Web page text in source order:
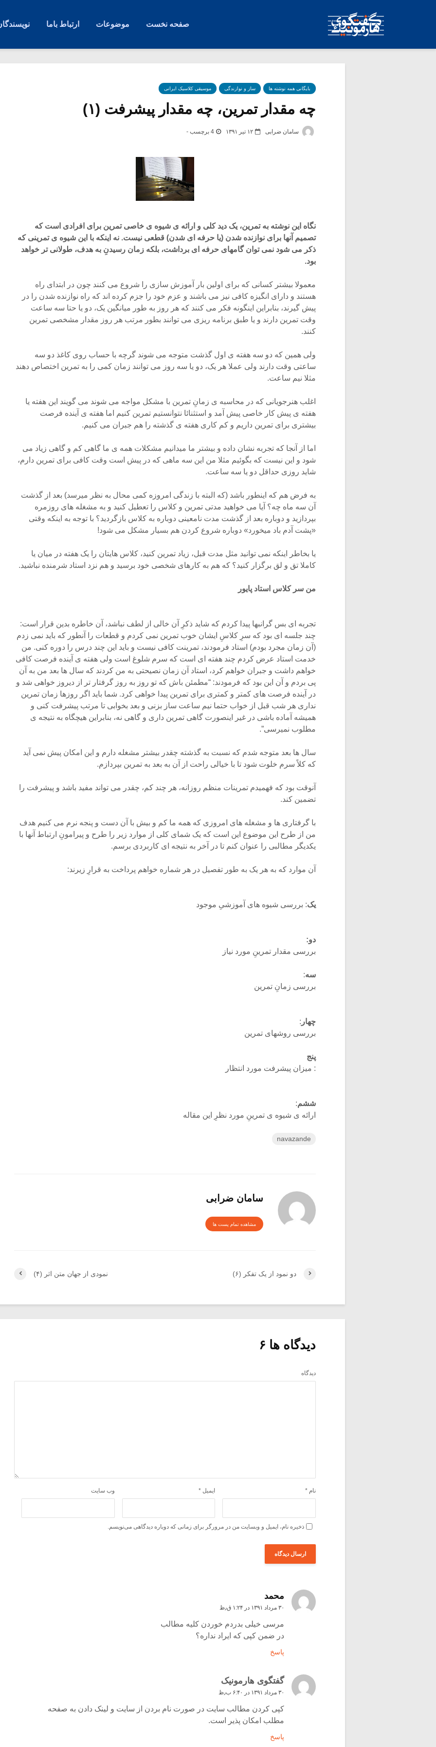
صفحه نخست موضوعات ارتباط باما
بایگانی همه نوشته ها ساز و نوازندگی موسیقی کلاسیک ایرانی
چه مقدار تمرین، چه مقدار پیشرفت (۱)
سامان ضرابی ۱۲ تیر ۱۳۹۱ 4 برچسب -
نگاه این نوشته به تمرین، یک دید کلى و ارائه ى شیوه ى خاصى تمرین براى افرادى است که
تصمیم آنها براى نوازنده شدن (یا حرفه اى شدن) قطعى نیست. نه اینکه با این شیوه ى تمرینى که
ذکر مى شود نمى توان گامهاى حرفه اى برداشت، بلکه زمان رسیدنِ به هدف، طولانى تر خواهد
بود.
معمولا بیشتر کسانی که برای اولین بار آموزش سازی را شروع مى کنند چون در ابتدای راه
هستند و دارای انگیزه کافی نیز می باشند و عزم خود را جزم کرده اند که راه نوازنده شدن را در
پیش گیرند، بنابراین اینگونه فکر مى کنند که هر روز به طور میانگین یک، دو یا حتا سه ساعت
وقت تمرین دارند و یا طبق برنامه ریزى مى توانند بطور مرتب هر روز مقدار مشخصى تمرین
کنند.
ولی همین که دو سه هفته ی اول گذشت متوجه می شوند گرچه با حساب روی کاغذ دو سه
ساعتی وقت دارند ولی عملا هر یک، دو یا سه روز می توانند زمان کمی را به تمرین اختصاص دهند
مثلا نیم ساعت.
اغلب هنرجویانی که در محاسبه ى زمانِ تمرین با مشکل مواجه مى شوند می گویند این هفته یا
هفته ی پیش کار خاصی پیش آمد و استثنائا نتوانستیم تمرین کنیم اما هفته ی آینده فرصت
بیشتری برای تمرین داریم و کم کاری هفته ی گذشته را هم جبران می کنیم.
اما از آنجا که تجربه نشان داده و بیشتر ما میدانیم مشکلات همه ی ما گاهی کم و گاهی زیاد مى
شود و این نیست که بگوئیم مثلا من این سه ماهی که در پیش است وقت کافی برای تمرین دارم،
شاید روزی حداقل دو یا سه ساعت.
به فرض هم که اینطور باشد (که البته با زندگی امروزه کمی محال به نظر میرسد) بعد از گذشت
آن سه ماه چه؟ آیا مى خواهید مدتی تمرین و کلاس را تعطیل کنید و به مشغله های روزمره
بپردازید و دوباره بعد از گذشت مدت نامعینی دوباره به کلاس بازگردید؟ با توجه به اینکه وقتی
«پشت آدم باد میخورد» دوباره شروع کردن هم بسیار مشکل می شود!
یا بخاطر اینکه نمی توانید مثل مدت قبل، زیاد تمرین کنید، کلاس هایتان را یک هفته در میان یا
کاملا تق و لق برگزار کنید؟ که هم به کارهای شخصی خود برسید و هم نزد استاد شرمنده نباشید.
من سر کلاس استاد پایور
تجربه ای بس گرانبها پیدا کردم که شاید ذکرِ آن خالى از لطف نباشد، آن خاطره بدین قرار است:
چند جلسه ای بود که سرِ کلاسِ ایشان خوب تمرین نمی کردم و قطعات را آنطور که باید نمی زدم
(آن زمان مجرد بودم) استاد فرمودند، تمرینت کافی نیست و باید این چند درس را دوره کنی. من
خدمت استاد عرض کردم چند هفته ای است که سرم شلوغ است ولی هفته ی آینده فرصت کافی
خواهم داشت و جبران خواهم کرد، استاد آن زمان نصیحتی به من کردند که سال ها بعد من به آن
پی بردم و آن این بود که فرمودند: “مطمئن باش که تو روز به روز گرفتار تر از دیروز خواهی شد و
در آینده فرصت های کمتر و کمتری برای تمرین پیدا خواهی کرد. شما باید اگر روزها زمان تمرین
نداری هر شب قبل از خواب حتما نیم ساعت ساز بزنی و بعد بخوابی تا مرتب پیشرفت کنی و
همیشه آماده باشی در غیر اینصورت گاهی تمرین داری و گاهی نه، بنابراین هیچگاه به نتیجه ی
مطلوب نمیرسی”.
سال ها بعد متوجه شدم که نسبت به گذشته چقدر بیشتر مشغله دارم و این امکان پیش نمی آید
که کلاً سرم خلوت شود تا با خیالی راحت از آن به بعد به تمرین بپردازم.
آنوقت بود که فهمیدم تمرینات منظم روزانه، هر چند کم، چقدر مى تواند مفید باشد و پیشرفت را
تضمین کند.
با گرفتاری ها و مشغله های امروزی که همه ما کم و بیش با آن دست و پنجه نرم مى کنیم هدف
من از طرح این موضوع این است که یک شمای کلی از موارد زیر را طرح و پیرامونِ ارتباط آنها با
یکدیگر مطالبى را عنوان کنم تا در آخر به نتیجه اى کاربردى برسم.
آن موارد که به هر یک به طور تفصیل در هر شماره خواهم پرداخت به قرارِ زیرند:
یک: بررسى شیوه هاى آموزشىِ موجود
دو:
بررسى مقدار تمرینِ مورد نیاز
سه:
بررسى زمانِ تمرین
چهار :
بررسى روشهاى تمرین
پنج
: میزان پیشرفت مورد انتظار
ششم:
ارائه ى شیوه ى تمرینِ مورد نظرِ این مقاله
navazande
سامان ضرابی
مشاهده تمام پست ها
نمودی از جهان متن اثر (۴) دو نمود از یک تفکر (۶)
دیدگاه ها ۶
دیدگاه
نام * ایمیل * وب‌ سایت
ذخیره نام، ایمیل و وبسایت من در مرورگر برای زمانی که دوباره دیدگاهی می‌نویسم.
محمد
۳۰ مرداد ۱۳۹۱ در ۱:۲۴ ق٫ظ
مرسی خیلی بدردم خوردن کلیه مطالب
در ضمن کپی که ایراد نداره؟
پاسخ
گفتگوی هارمونیک
۳۰ مرداد ۱۳۹۱ در ۶:۴۰ ب٫ظ
کپی کردن مطالب سایت در صورت نام بردن از سایت و لینک دادن به صفحه
مطلب امکان پذیر است.
پاسخ